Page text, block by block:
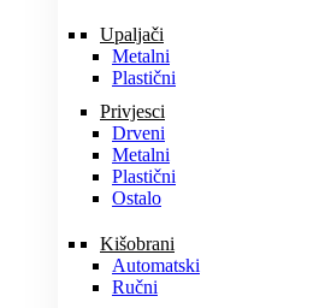
Upaljači
Metalni
Plastični
Privjesci
Drveni
Metalni
Plastični
Ostalo
Kišobrani
Automatski
Ručni